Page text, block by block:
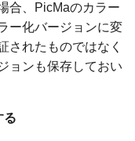
合、PicMaのカラー
ー化バージョンに変
されたものではなく
ョンも保存しておい
る